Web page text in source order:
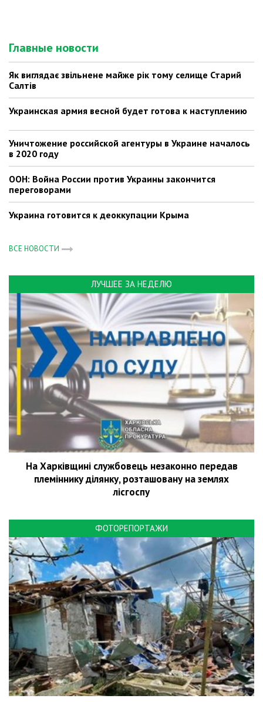
Главные новости
Як виглядає звільнене майже рік тому селище Старий
Салтів
Украинская армия весной будет готова к наступлению
Уничтожение российской агентуры в Украине началось
в 2020 году
ООН: Война России против Украины закончится
переговорами
Украина готовится к деоккупации Крыма
ВСЕ НОВОСТИ
ЛУЧШЕЕ ЗА НЕДЕЛЮ
На Харківщині службовець незаконно передав
племіннику ділянку, розташовану на землях
лісгоспу
ФОТОРЕПОРТАЖИ